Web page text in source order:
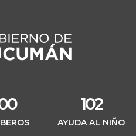
102
AYUDA AL NIÑO